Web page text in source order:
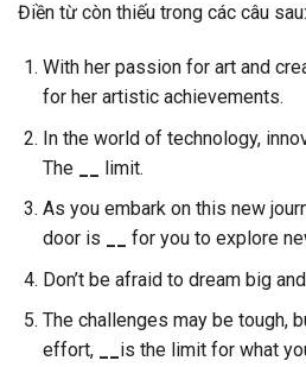
Điền từ còn thiếu trong các câu sau:
With her passion for art and
for her artistic achievements.
In the world of technology,
The
limit.
As you embark on this new
door is
for you to explore
Don’t be afraid to dream big
The challenges may be tough,
effort,
is the limit for what